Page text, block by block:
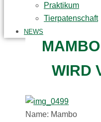
Praktikum
Tierpatenschaft
NEWS
WIRD
Name: Mambo